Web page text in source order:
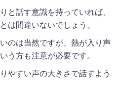
と話す意識を持っていれば、
は間違いないでしょう。
のは当然ですが、熱が入り声
う方も注意が必要です。
やすい声の大きさで話すよう